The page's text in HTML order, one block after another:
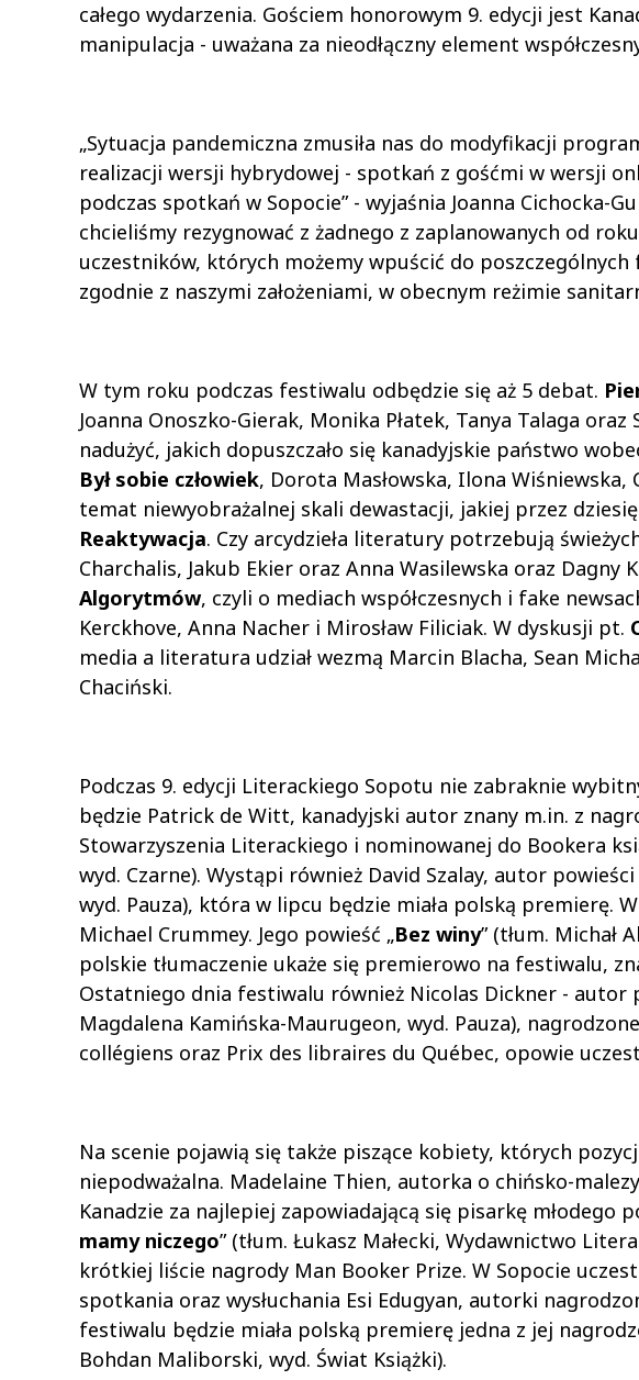
całego wydarzenia. Gościem honorowym 9. edycji jest
manipulacja - uważana za nieodłączny element
„Sytuacja pandemiczna zmusiła nas do modyfikacji
realizacji wersji hybrydowej - spotkań z gośćmi w wersji
podczas spotkań w Sopocie” - wyjaśnia Joanna Cichocka-
chcieliśmy rezygnować z żadnego z zaplanowanych od
uczestników, których możemy wpuścić do
zgodnie z naszymi założeniami, w obecnym reżimie
W tym roku podczas festiwalu odbędzie się aż 5 debat.
Joanna Onoszko-Gierak, Monika Płatek, Tanya Talaga
nadużyć, jakich dopuszczało się kanadyjskie państwo
Był sobie człowiek, Dorota Masłowska, Ilona
temat niewyobrażalnej skali dewastacji, jakiej przez
Reaktywacja. Czy arcydzieła literatury potrzebują
Charchalis, Jakub Ekier oraz Anna Wasilewska oraz Dagny
Algorytmów, czyli o mediach współczesnych i fake
Kerckhove, Anna Nacher i Mirosław Filiciak. W dyskusji pt.
media a literatura udział wezmą Marcin Blacha, Sean
Chaciński.
Podczas 9. edycji Literackiego Sopotu nie zabraknie
będzie Patrick de Witt, kanadyjski autor znany m.in. z
Stowarzyszenia Literackiego i nominowanej do Bookera
wyd. Czarne). Wystąpi również David Szalay, autor powieści
wyd. Pauza), która w lipcu będzie miała polską premierę.
Michael Crummey. Jego powieść „Bez winy” (tłum. Michał
polskie tłumaczenie ukaże się premierowo na festiwalu,
Ostatniego dnia festiwalu również Nicolas Dickner - autor
Magdalena Kamińska-Maurugeon, wyd. Pauza),
collégiens oraz Prix des libraires du Québec, opowie
Na scenie pojawią się także piszące kobiety, których
niepodważalna. Madelaine Thien, autorka o chińsko-
Kanadzie za najlepiej zapowiadającą się pisarkę młodego
mamy niczego” (tłum. Łukasz Małecki, Wydawnictwo
krótkiej liście nagrody Man Booker Prize. W Sopocie
spotkania oraz wysłuchania Esi Edugyan, autorki
festiwalu będzie miała polską premierę jedna z jej
Bohdan Maliborski, wyd. Świat Książki).